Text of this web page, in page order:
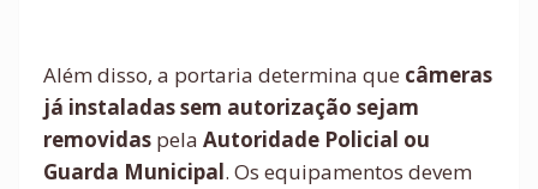
Além disso, a portaria determina que câmeras
já instaladas sem autorização sejam
removidas pela Autoridade Policial ou
Guarda Municipal. Os equipamentos devem